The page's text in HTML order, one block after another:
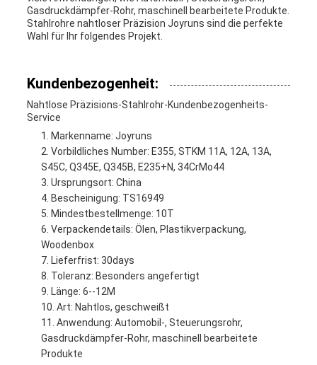
Gasdruckdämpfer-Rohr, maschinell bearbeitete Produkte.
Stahlrohre nahtloser Präzision Joyruns sind die perfekte
Wahl für Ihr folgendes Projekt.
Kundenbezogenheit:
Nahtlose Präzisions-Stahlrohr-Kundenbezogenheits-
Service
Markenname: Joyruns
Vorbildliches Number: E355, STKM 11A, 12A, 13A,
S45C, Q345E, Q345B, E235+N, 34CrMo44
Ursprungsort: China
Bescheinigung: TS16949
Mindestbestellmenge: 10T
Verpackendetails: Ölen, Plastikverpackung,
Woodenbox
Lieferfrist: 30days
Toleranz: Besonders angefertigt
Länge: 6--12M
Art: Nahtlos, geschweißt
Anwendung: Automobil-, Steuerungsrohr,
Gasdruckdämpfer-Rohr, maschinell bearbeitete
Produkte